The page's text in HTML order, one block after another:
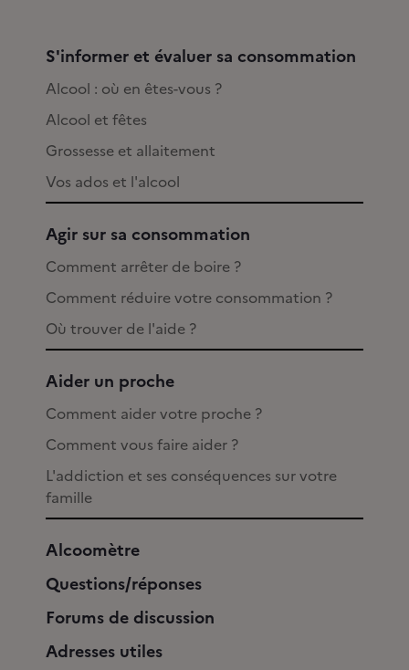
S'informer et évaluer sa consommation
Alcool : où en êtes-vous ?
Alcool et fêtes
Grossesse et allaitement
Vos ados et l'alcool
Agir sur sa consommation
Comment arrêter de boire ?
Comment réduire votre consommation ?
Où trouver de l'aide ?
Aider un proche
Comment aider votre proche ?
Comment vous faire aider ?
L'addiction et ses conséquences sur votre
famille
Alcoomètre
Questions/réponses
Forums de discussion
Adresses utiles